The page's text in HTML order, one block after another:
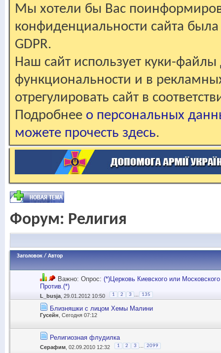
Мы хотели бы Вас
конфиденциальности сайта
GDPR.
Наш сайт использует куки-файлы
функциональности и в
отрегулировать сайт в
Подробнее о персональных
можете прочесть здесь.
Форум: Религия
Заголовок / Автор
Важно: Опрос: (*)Церковь Киевского или
Против.(*)
L_busja , 29.01.2012 10:50 1 2 3 135
Близняшки с лицом Хемы Малини
Гусейн , Сегодня 07:12
Религиозная флудилка
Серафим , 02.09.2010 12:32 1 2 3 2099